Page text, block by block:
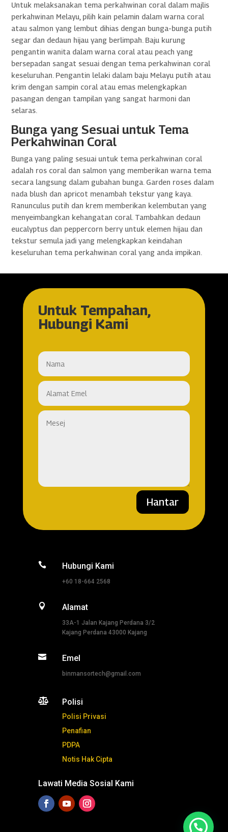
Untuk melaksanakan tema perkahwinan coral dalam majlis
perkahwinan Melayu, pilih kain pelamin dalam warna coral
atau salmon yang lembut dihias dengan bunga-bunga putih
segar dan dedaun hijau yang berlimpah. Baju kurung
pengantin wanita dalam warna coral atau peach yang
bersepadan sangat sesuai dengan tema perkahwinan coral
keseluruhan. Pengantin lelaki dalam baju Melayu putih atau
krim dengan sampin coral atau emas melengkapkan
pasangan dengan tampilan yang sangat harmoni dan
selaras.
Bunga yang Sesuai untuk Tema
Perkahwinan Coral
Bunga yang paling sesuai untuk tema perkahwinan coral
adalah ros coral dan salmon yang memberikan warna tema
secara langsung dalam gubahan bunga. Garden roses dalam
nada blush dan apricot menambah tekstur yang kaya.
Ranunculus putih dan krem memberikan kelembutan yang
menyeimbangkan kehangatan coral. Tambahkan dedaun
eucalyptus dan peppercorn berry untuk elemen hijau dan
tekstur semula jadi yang melengkapkan keindahan
keseluruhan tema perkahwinan coral yang anda impikan.
Untuk Tempahan,
Hubungi Kami
Hantar
 Hubungi Kami
+60 18-664 2568
 Alamat
33A-1 Jalan Kajang Perdana 3/2
Kajang Perdana 43000 Kajang
 Emel
binmansortech@gmail.com
 Polisi
Polisi Privasi
Penafian
PDPA
Notis Hak Cipta
Lawati Media Sosial Kami